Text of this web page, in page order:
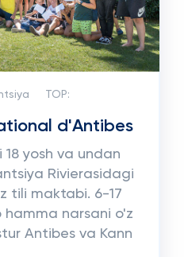
TOP:
d'Antibes
18 yosh va undan
Rivierasidagi
tili maktabi. 6-17
hamma narsani o'z
Antibes va Kann